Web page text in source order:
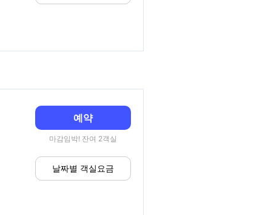
예약
마감임박! 잔여 2객실
날짜별 객실요금